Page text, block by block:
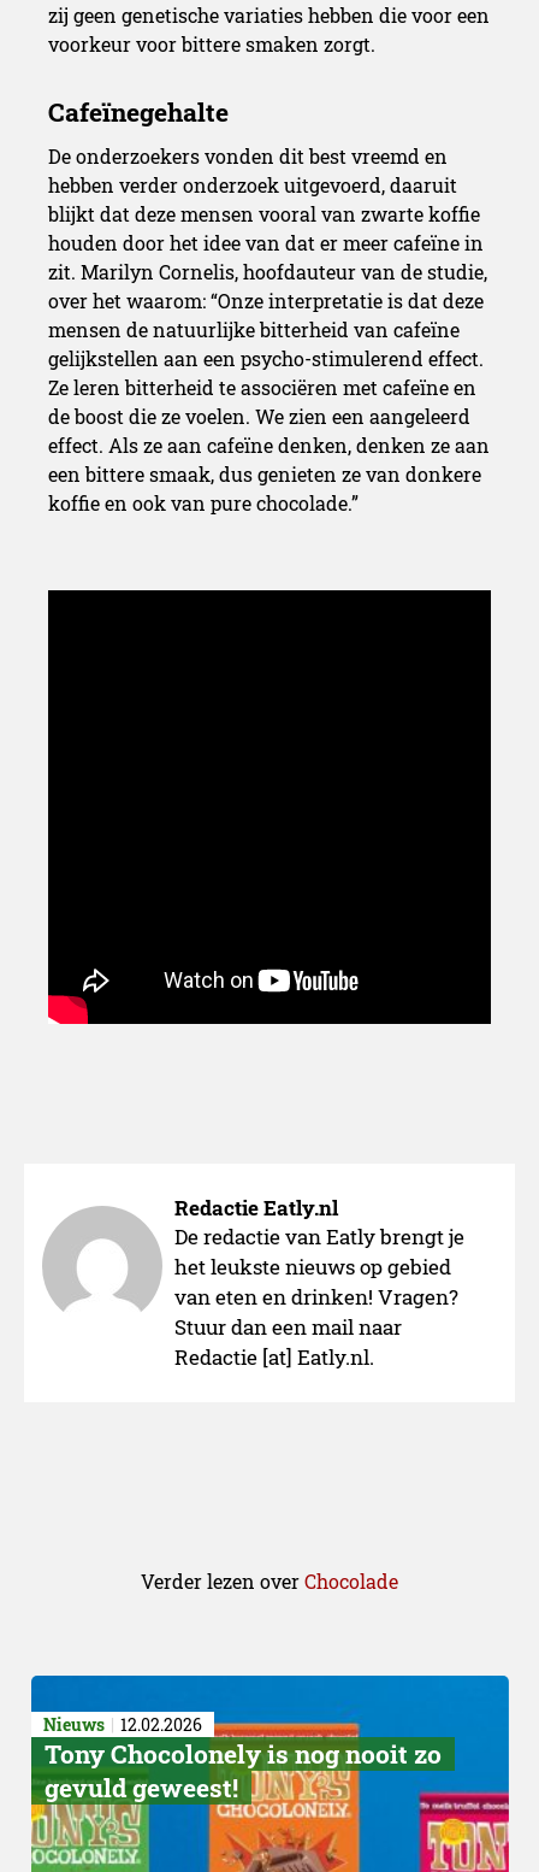
zij geen genetische variaties hebben die voor een
voorkeur voor bittere smaken zorgt.
De onderzoekers vonden dit best vreemd en
hebben verder onderzoek uitgevoerd, daaruit
blijkt dat deze mensen vooral van zwarte koffie
houden door het idee van dat er meer cafeïne in
zit. Marilyn Cornelis, hoofdauteur van de studie,
over het waarom: “Onze interpretatie is dat deze
mensen de natuurlijke bitterheid van cafeïne
gelijkstellen aan een psycho-stimulerend effect.
Ze leren bitterheid te associëren met cafeïne en
de boost die ze voelen. We zien een aangeleerd
effect. Als ze aan cafeïne denken, denken ze aan
een bittere smaak, dus genieten ze van donkere
koffie en ook van pure chocolade.”
Redactie Eatly.nl
De redactie van Eatly brengt je
het leukste nieuws op gebied
van eten en drinken! Vragen?
Stuur dan een mail naar
Redactie [at] Eatly.nl.
Verder lezen overChocolade
Nieuws 12.02.2026
Tony Chocolonely is nog nooit zo
gevuld geweest!